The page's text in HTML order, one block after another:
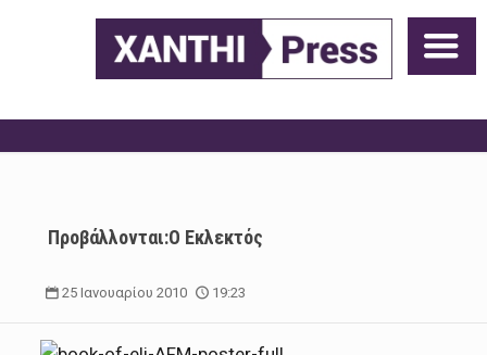
Προβάλλονται:Ο Εκλεκτός
25 Ιανουαρίου 2010 19:23